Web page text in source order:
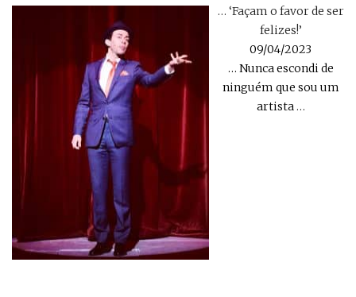
… ‘Façam o favor de ser
felizes!’
09/04/2023
… Nunca escondi de
ninguém que sou um
artista…